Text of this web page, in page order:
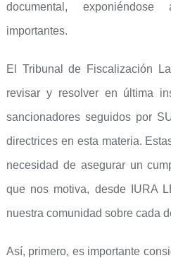
documental,
importantes.
El Tribunal de Fiscalización
revisar y resolver en última
sancionadores seguidos por
directrices en esta materia.
necesidad de asegurar un
que nos motiva, desde IURA
nuestra comunidad sobre cada
Así, primero, es importante